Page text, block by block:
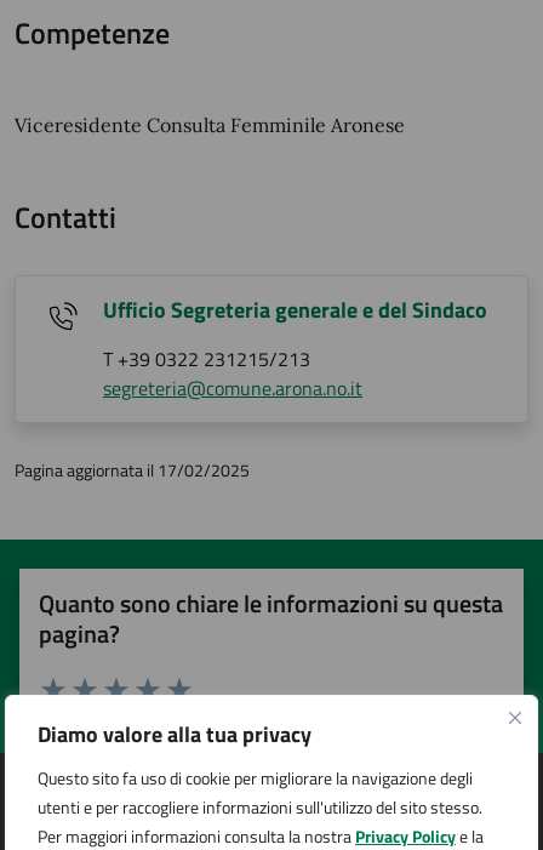
Diamo valore alla tua privacy
Questo sito fa uso di cookie per migliorare la navigazione degli
utenti e per raccogliere informazioni sull'utilizzo del sito stesso.
Per maggiori informazioni consulta la nostraPrivacy Policye la
Competenze
Viceresidente Consulta Femminile Aronese
Contatti
Ufficio Segreteria generale e del Sindaco
T +39 0322 231215/213
segreteria@comune.arona.no.it
Pagina aggiornata il 17/02/2025
Quanto sono chiare le informazioni su questa
pagina?